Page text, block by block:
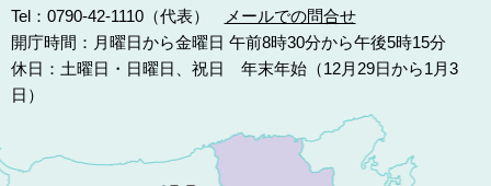
Tel：0790-42-1110（代表）
メールでの問合せ
開庁時間：月曜日から金曜日 午前8時30分から午後5時15分
休日：土曜日・日曜日、祝日 年末年始（12月29日から1月3
日）